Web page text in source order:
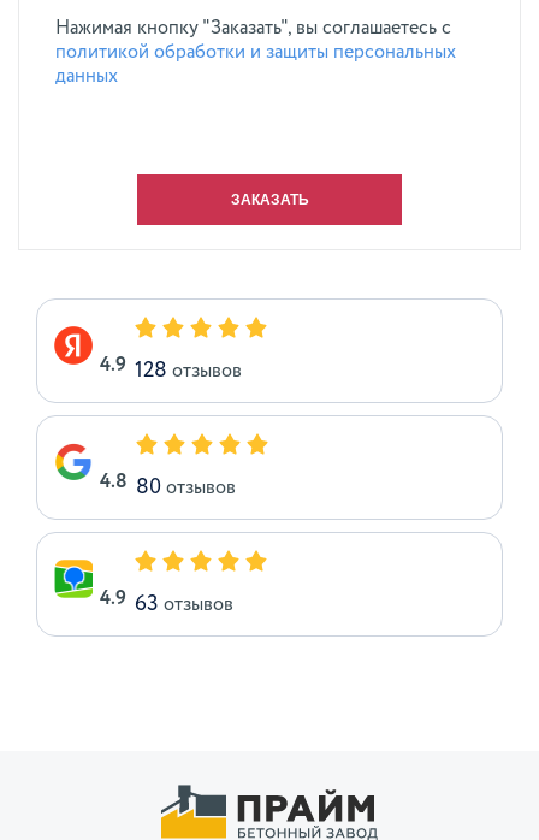
Нажимая кнопку "Заказать", вы соглашаетесь с
политикой обработки и защиты персональных
данных
4.9 128 отзывов
4.8 80 отзывов
4.9 63 отзывов